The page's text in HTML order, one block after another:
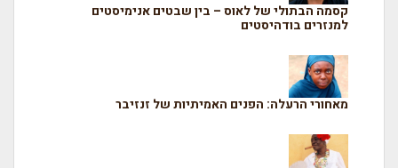
קסמה הבתולי של לאוס – בין שבטים אנימיסטים
למנזרים בודהיסטים
מאחורי הרעלה: הפנים האמיתיות של זנזיבר